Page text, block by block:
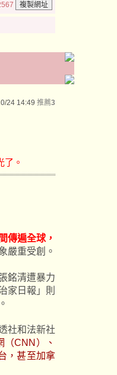
24 14:49 推薦3
了。
傳遍全球，
嚴重受創。
銘清遭暴力
家日報」則
社和法新社
（CNN）、
，甚至加拿